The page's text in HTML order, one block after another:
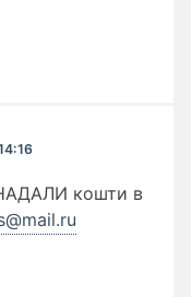
кошти в